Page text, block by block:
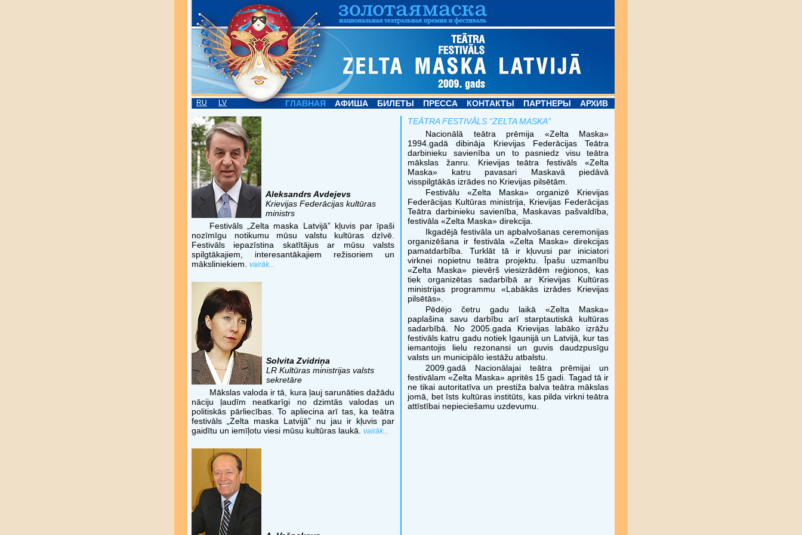
ГЛАВНАЯ АФИША БИЛЕТЫ ПРЕССА КОНТАКТЫ ПАРТНЕРЫ АРХИВ
RU LV
Aleksandrs Avdejevs
Krievijas Federācijas kultūras
ministrs
Festivāls „Zelta maska Latvijā” kļuvis par īpaši
nozīmīgu notikumu mūsu valstu kultūras dzīvē.
Festivāls iepazīstina skatītājus ar mūsu valsts
spilgtākajiem, interesantākajiem režisoriem un
māksliniekiem. vairāk...
Solvita Zvidriņa
LR Kultūras ministrijas valsts
sekretāre
Mākslas valoda ir tā, kura ļauj sarunāties dažādu
nāciju ļaudīm neatkarīgi no dzimtās valodas un
politiskās pārliecības. To apliecina arī tas, ka teātra
festivāls „Zelta maska Latvijā” nu jau ir kļuvis par
gaidītu un iemīļotu viesi mūsu kultūras laukā. vairāk...
TEĀTRA FESTIVĀLS “ZELTA MASKA”
Nacionālā teātra prēmija «Zelta Maska»
1994.gadā dibināja Krievijas Federācijas Teātra
darbinieku savienība un to pasniedz visu teātra
mākslas žanru. Krievijas teātra festivāls «Zelta
Maska» katru pavasari Maskavā piedāvā
visspilgtākās izrādes no Krievijas pilsētām.
Festivālu «Zelta Maska» organizē Krievijas
Federācijas Kultūras ministrija, Krievijas Federācijas
Teātra darbinieku savienība, Maskavas pašvaldība,
festivāla «Zelta Maska» direkcija.
Ikgadējā festivāla un apbalvošanas ceremonijas
organizēšana ir festivāla «Zelta Maska» direkcijas
pamatdarbība. Turklāt tā ir kļuvusi par iniciatori
virknei nopietnu teātra projektu. Īpašu uzmanību
«Zelta Maska» pievērš viesizrādēm reģionos, kas
tiek organizētas sadarbībā ar Krievijas Kultūras
ministrijas programmu «Labākās izrādes Krievijas
pilsētās».
Pēdējo četru gadu laikā «Zelta Maska»
paplašina savu darbību arī starptautiskā kultūras
sadarbībā. No 2005.gada Krievijas labāko izrāžu
festivāls katru gadu notiek Igaunijā un Latvijā, kur tas
iemantojis lielu rezonansi un guvis daudzpusīgu
valsts un municipālo iestāžu atbalstu.
2009.gadā Nacionālajai teātra prēmijai un
festivālam «Zelta Maska» apritēs 15 gadi. Tagad tā ir
ne tikai autoritatīva un prestiža balva teātra mākslas
jomā, bet īsts kultūras institūts, kas pilda virkni teātra
attīstībai nepieciešamu uzdevumu.